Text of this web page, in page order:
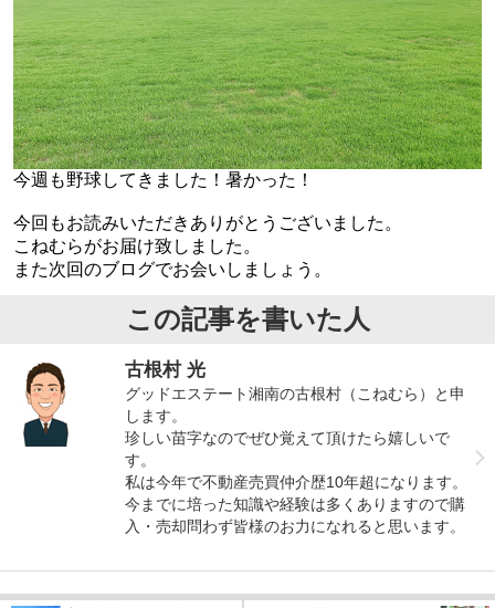
今週も野球してきました！暑かった！
今回もお読みいただきありがとうございました。
こねむらがお届け致しました。
また次回のブログでお会いしましょう。
この記事を書いた人
古根村 光
グッドエステート湘南の古根村（こねむら）と申
します。
珍しい苗字なのでぜひ覚えて頂けたら嬉しいで
す。
私は今年で不動産売買仲介歴10年超になります。
今までに培った知識や経験は多くありますので購
入・売却問わず皆様のお力になれると思います。